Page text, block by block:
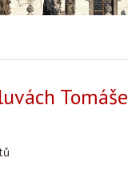
Tomáše